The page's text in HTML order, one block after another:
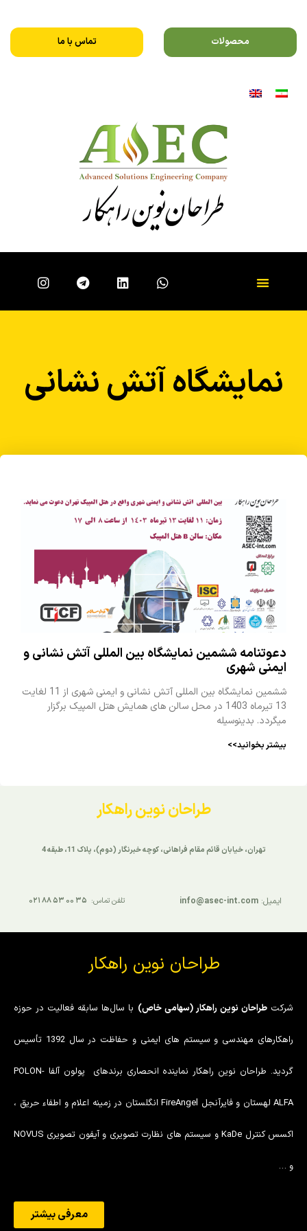
محصولات تماس با ما
نمایشگاه آتش نشانی
دعوتنامه ششمین نمایشگاه بین المللی آتش نشانی و
ایمنی شهری
ششمین نمایشگاه بین المللی آتش نشانی و ایمنی شهری از 11 لغایت
13 تیرماه 1403 در محل سالن های همایش هتل المپیک برگزار
میگردد. بدینوسیله
بیشتر بخوانید>>
تلفن تماس: ۳۵ ۰۰ ۵۳ ۸۸ ۰۲۱ ایمیل:info@asec-int.com
تهران، خیابان قائم مقام فراهانی، کوچه خبرنگار (دوم)، پلاک 11، طبقه 4
طراحان نوین راهکار
طراحان نوین راهکار
شرکتطراحان نوین راهکار (سهامی خاص) با سال‌ها سابقه فعالیت در حوزه
راهکارهای مهندسی و سیستم های ایمنی و حفاظت در سال 1392 تأسیس
گردید. طراحان نوین راهکار نماینده انحصاری برندهای پولون آلفا POLON-
ALFA لهستان و فایرآنجل FireAngel انگلستان در زمینه اعلام و اطفاء حریق ،
اکسس کنترل KaDe و سیستم های نظارت تصویری و آیفون تصویری NOVUS
و …
معرفی بیشتر